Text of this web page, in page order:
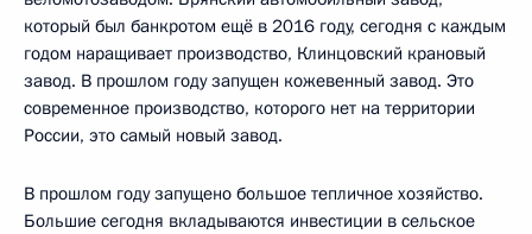
который был банкротом ещё в 2016 году, сегодня с каждым
годом наращивает производство, Клинцовский крановый
завод. В прошлом году запущен кожевенный завод. Это
современное производство, которого нет на территории
России, это самый новый завод.
В прошлом году запущено большое тепличное хозяйство.
Большие сегодня вкладываются инвестиции в сельское